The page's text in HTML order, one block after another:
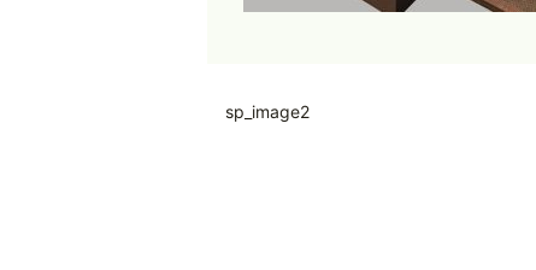
sp_image2